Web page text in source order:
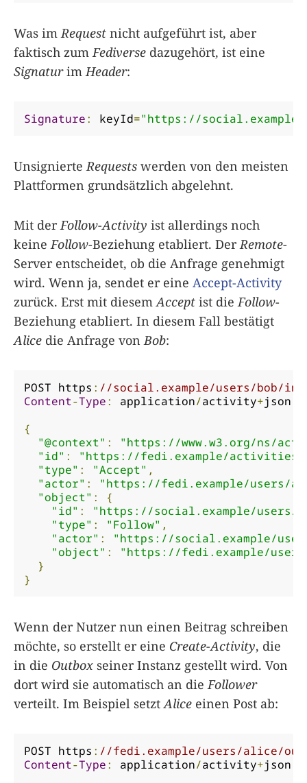
Was im Request nicht aufgeführt ist, aber
faktisch zum Fediverse dazugehört, ist eine
Signaturim Header:
Signature: keyId="https://social.example/
Unsignierte Requests werden von den meisten
Plattformen grundsätzlich abgelehnt.
Mit der Follow-Activity ist allerdings noch
keine Follow-Beziehung etabliert. Der Remote-
Server entscheidet, ob die Anfrage genehmigt
wird. Wenn ja, sendet er eine Accept-Activity
zurück. Erst mit diesem Accept ist die Follow-
Beziehung etabliert. In diesem Fall bestätigt
Alice die Anfrage von Bob:
POST https : //social.example/users/bob/
Content-Type: application/activity+json
{
"@context" :
"https://www.w3.org/ns/
"id" :
"https://fedi.example/activities/
"type" : "Accept" ,
"actor" :
"https://fedi.example/users/
"object" :
{
"id" :
"https://social.example/
"type" : "Follow" ,
"actor" :
"https://social.example/
"object" :
"https://fedi.example/
}
}
Wenn der Nutzer nun einen Beitrag schreiben
möchte, so erstellt er eine Create-Activity, die
in die Outbox seiner Instanz gestellt wird. Von
dort wird sie automatisch an die Follower
verteilt. Im Beispiel setzt Alice einen Post ab:
POST https : //fedi.example/users/alice/
Content-Type: application/activity+json